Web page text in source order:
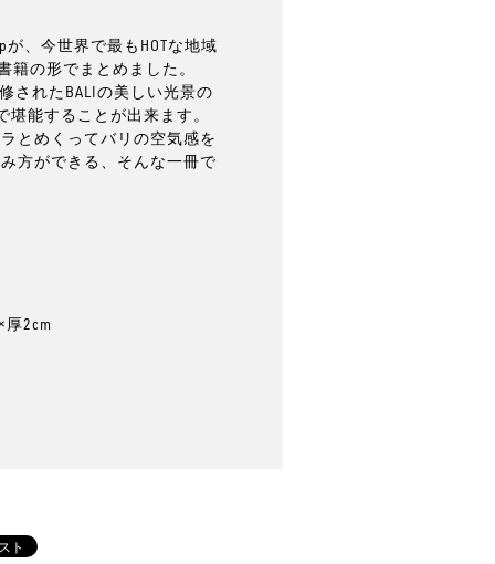
、今世界で最もHOTな地域
籍の形でまとめました。
されたBALIの美しい光景の
能することが出来ます。
とめくってバリの空気感を
方ができる、そんな一冊で
2cm